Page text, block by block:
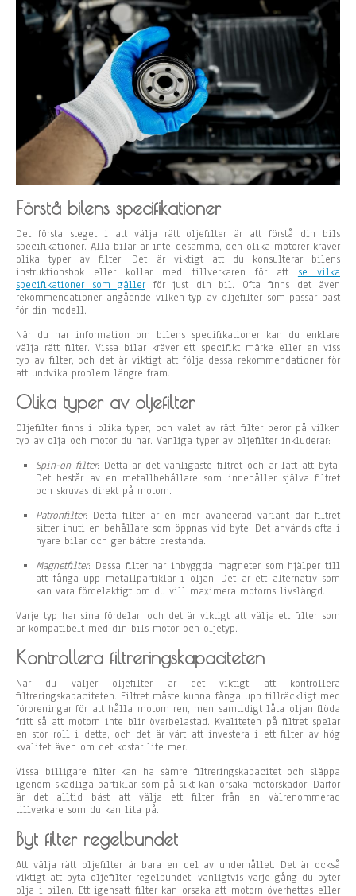
e
l
ö
r
V
o
v
o
1
4
h
1
6
Förstå bilens specifikationer
Det första steget i att välja rätt oljefilter är att förstå din bils
specifikationer. Alla bilar är inte desamma, och olika motorer kräver
olika typer av filter. Det är viktigt att du konsulterar bilens
instruktionsbok eller kollar med tillverkaren för att se vilka
specifikationer som gäller för just din bil. Ofta finns det även
rekommendationer angående vilken typ av oljefilter som passar bäst
för din modell.
När du har information om bilens specifikationer kan du enklare
välja rätt filter. Vissa bilar kräver ett specifikt märke eller en viss
typ av filter, och det är viktigt att följa dessa rekommendationer för
att undvika problem längre fram.
Olika typer av oljefilter
Oljefilter finns i olika typer, och valet av rätt filter beror på vilken
typ av olja och motor du har. Vanliga typer av oljefilter inkluderar:
Spin-on filter: Detta är det vanligaste filtret och är lätt att byta.
Det består av en metallbehållare som innehåller själva filtret
och skruvas direkt på motorn.
Patronfilter: Detta filter är en mer avancerad variant där filtret
sitter inuti en behållare som öppnas vid byte. Det används ofta i
nyare bilar och ger bättre prestanda.
Magnetfilter: Dessa filter har inbyggda magneter som hjälper till
att fånga upp metallpartiklar i oljan. Det är ett alternativ som
kan vara fördelaktigt om du vill maximera motorns livslängd.
Varje typ har sina fördelar, och det är viktigt att välja ett filter som
är kompatibelt med din bils motor och oljetyp.
Kontrollera filtreringskapaciteten
När du väljer oljefilter är det viktigt att kontrollera
filtreringskapaciteten. Filtret måste kunna fånga upp tillräckligt med
föroreningar för att hålla motorn ren, men samtidigt låta oljan flöda
fritt så att motorn inte blir överbelastad. Kvaliteten på filtret spelar
en stor roll i detta, och det är värt att investera i ett filter av hög
kvalitet även om det kostar lite mer.
Vissa billigare filter kan ha sämre filtreringskapacitet och släppa
igenom skadliga partiklar som på sikt kan orsaka motorskador. Därför
är det alltid bäst att välja ett filter från en välrenommerad
tillverkare som du kan lita på.
Byt filter regelbundet
Att välja rätt oljefilter är bara en del av underhållet. Det är också
viktigt att byta oljefilter regelbundet, vanligtvis varje gång du byter
olja i bilen. Ett igensatt filter kan orsaka att motorn överhettas eller